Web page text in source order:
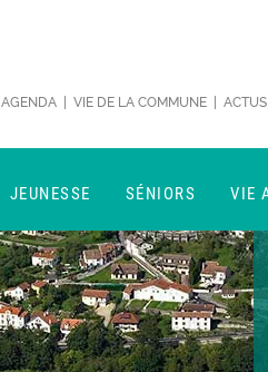
AGENDA VIE DE LA COMMUNE ACTUS
JEUNESSE SÉNIORS VIE